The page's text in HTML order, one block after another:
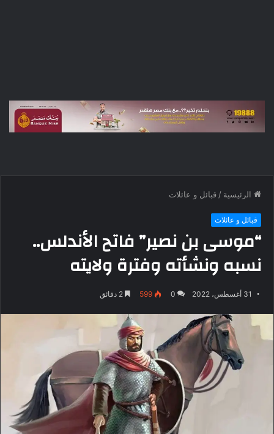
الرئيسية / قبائل و عائلات
قبائل و عائلات
“موسى بن نصير” فاتح الأندلس..
نسبه ونشأته وفترة ولايته
31 أغسطس، 2022 0
599